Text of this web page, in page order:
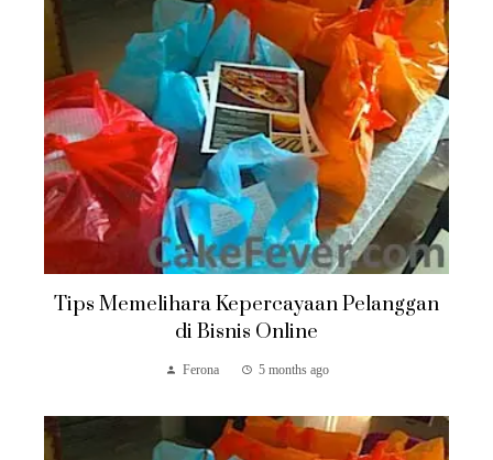
Tips Memelihara Kepercayaan Pelanggan
di Bisnis Online
Ferona 5 months ago